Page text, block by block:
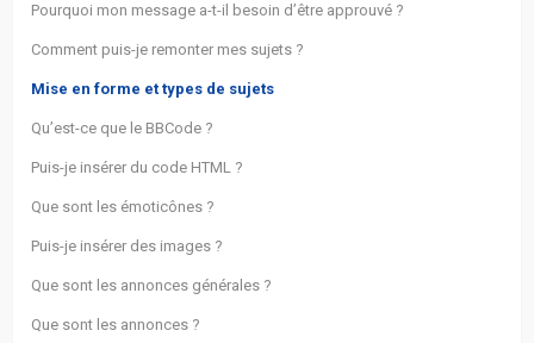
Pourquoi mon message a-t-il besoin d’être approuvé ?
Comment puis-je remonter mes sujets ?
Mise en forme et types de sujets
Qu’est-ce que le BBCode ?
Puis-je insérer du code HTML ?
Que sont les émoticônes ?
Puis-je insérer des images ?
Que sont les annonces générales ?
Que sont les annonces ?